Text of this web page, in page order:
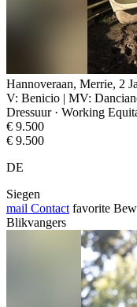
Hannoveraan, Merrie, 2
V: Benicio | MV:
Dressuur · Working
€ 9.500
€ 9.500
DE
Siegen
mail Contact favorite
Blikvangers